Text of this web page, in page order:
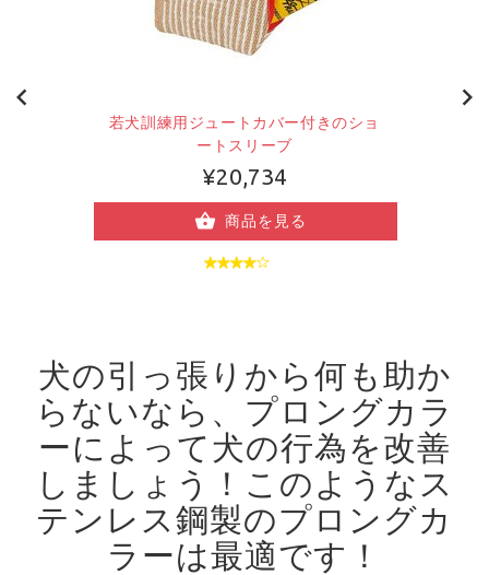
若犬訓練用ジュートカバー付きのショ
ートスリーブ
¥20,734
商品を見る
犬の引っ張りから何も助か
らないなら、プロングカラ
ーによって犬の行為を改善
しましょう！ このようなス
テンレス鋼製のプロングカ
ラーは最適です！